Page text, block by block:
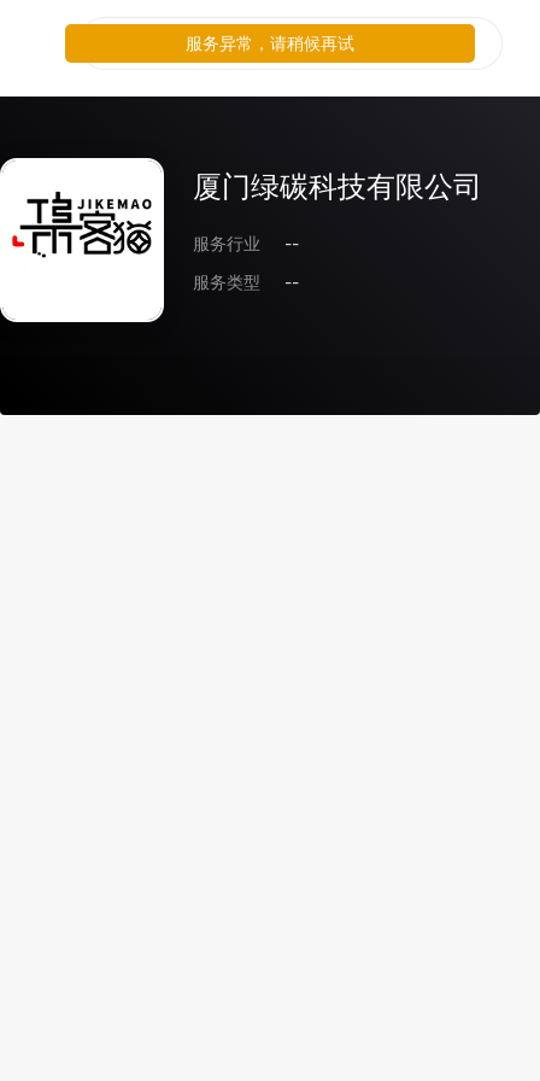
厦门绿碳科技有限公司
服务行业
--
服务类型
--
服务异常，请稍候再试